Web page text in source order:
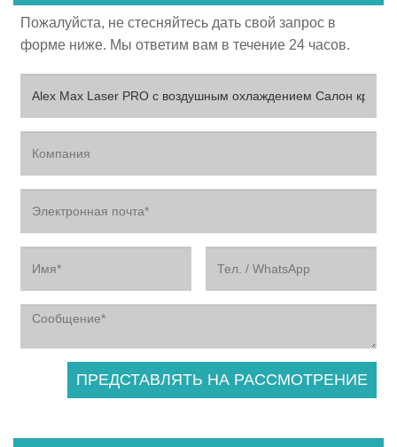
Пожалуйста, не стесняйтесь дать свой запрос в
форме ниже. Мы ответим вам в течение 24 часов.